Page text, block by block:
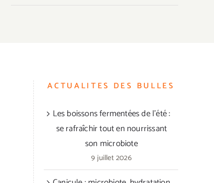
ACTUALITES DES BULLES
Les boissons fermentées de l’été :
se rafraîchir tout en nourrissant
son microbiote
9 juillet 2026